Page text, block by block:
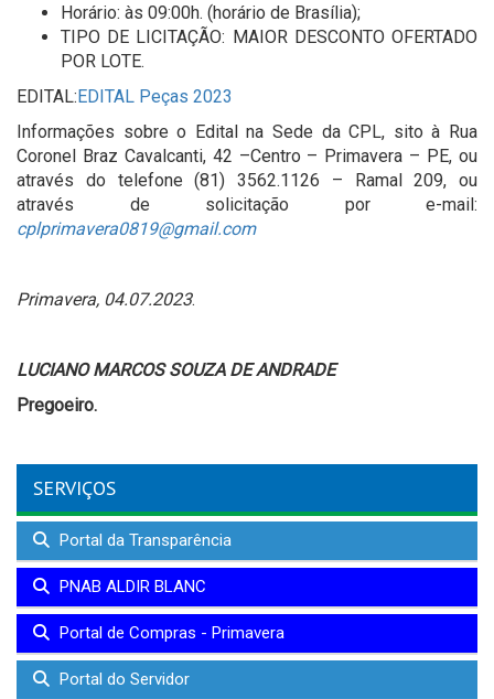
Horário: às 09:00h. (horário de Brasília);
TIPO DE LICITAÇÃO: MAIOR DESCONTO OFERTADO
POR LOTE.
EDITAL:EDITAL Peças 2023
Informações sobre o Edital na Sede da CPL, sito à Rua
Coronel Braz Cavalcanti, 42 –Centro – Primavera – PE, ou
através do telefone (81) 3562.1126 – Ramal 209, ou
através de solicitação por e-mail:
cplprimavera0819@gmail.com
Primavera, 04.07.2023.
LUCIANO MARCOS SOUZA DE ANDRADE
Pregoeiro.
SERVIÇOS
Portal da Transparência
PNAB ALDIR BLANC
Portal de Compras - Primavera
Portal do Servidor